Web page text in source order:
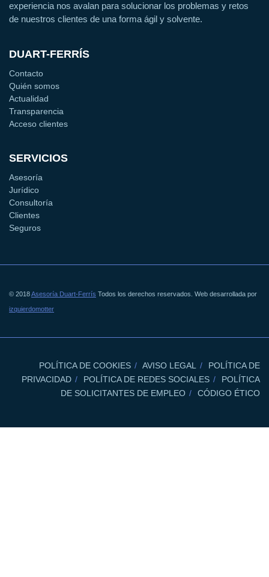
experiencia nos avalan para solucionar los problemas y retos
de nuestros clientes de una forma ágil y solvente.
DUART-FERRÍS
Contacto
Quién somos
Actualidad
Transparencia
Acceso clientes
SERVICIOS
Asesoría
Jurídico
Consultoría
Clientes
Seguros
© 2018Asesoría Duart-Ferrís Todos los derechos reservados. Web desarrollada por
izquierdomotter
POLÍTICA DE COOKIES AVISO LEGAL
POLÍTICA DE
PRIVACIDAD
POLÍTICA DE REDES SOCIALES
POLÍTICA
DE SOLICITANTES DE EMPLEO
CÓDIGO ÉTICO